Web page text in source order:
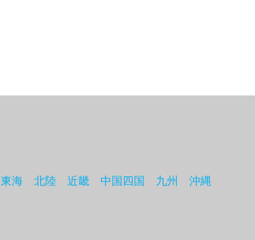
東海 北陸 近畿 中国四国 九州 沖縄